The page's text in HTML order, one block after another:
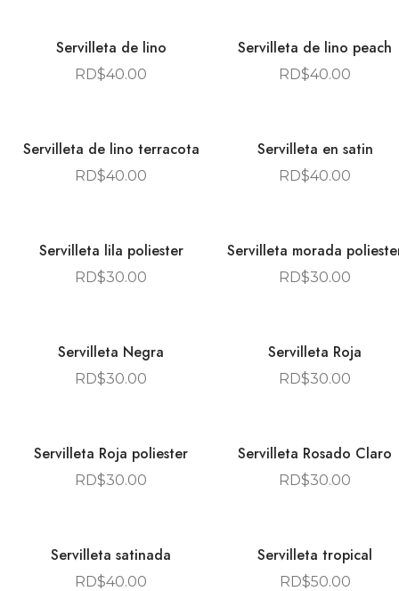
Servilleta de lino
RD$40.00
Servilleta de lino peach
RD$40.00
Servilleta de lino terracota
RD$40.00
Servilleta en satin
RD$40.00
Servilleta lila poliester
RD$30.00
Servilleta morada
RD$30.00
Servilleta Negra
RD$30.00
Servilleta Roja
RD$30.00
Servilleta Roja poliester
RD$30.00
Servilleta Rosado Claro
RD$30.00
Servilleta satinada
RD$40.00
Servilleta tropical
RD$50.00